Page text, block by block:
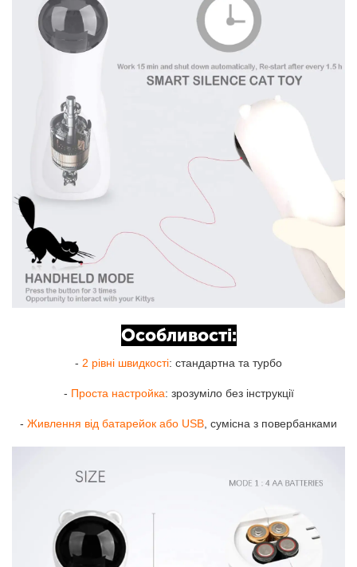
Особливості:
- 2 рівні швидкості: стандартна та турбо
- Проста настройка: зрозуміло без інструкції
- Живлення від батарейок або USB, сумісна з повербанками